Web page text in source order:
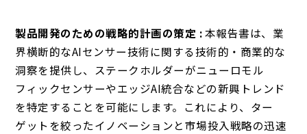
製品開発のための戦略的計画の策定 :本報告書は、業
界横断的なAIセンサー技術に関する技術的・商業的な
洞察を提供し、ステークホルダーがニューロモル
フィックセンサーやエッジAI統合などの新興トレンド
を特定することを可能にします。これにより、ター
ゲットを絞ったイノベーションと市場投入戦略の迅速